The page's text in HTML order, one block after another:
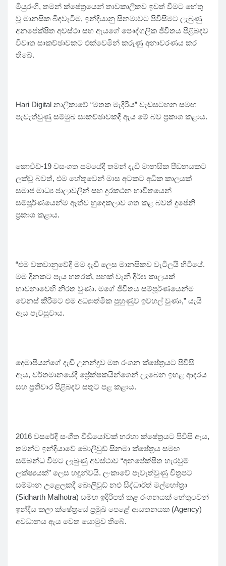
මියුරංගි, තමන් ක්ෂේත්‍රයෙන් තාවකාලිකව ඉවත් වීමට හේතු
වූ මානසික බිඳවැටීම, ඉන්දියානු සිනමාවට පිවිසීමට ලැබුණු
අනපේක්ෂිත අවස්ථා සහ ඇයගේ පෞද්ගලික ජීවිතය පිළිබඳව
විවෘත සාකච්ඡාවකට එක්වෙමින් කරුණු අනාවරණය කර
තිබේ.
Hari Digital නාලිකාවේ “මතක මැදිරිය” වැඩසටහන සමඟ
පැවැත්වුණු සම්මුඛ සාකච්ඡාවකදී ඇය මේ බව ප්‍රකාශ කළාය.
කොවිඩ්-19 වසංගත සමයේදී තමන් දැඩි මානසික පීඩනයකට
ලක්වූ බවත්, එම හේතුවෙන් මාස අටකට අධික කාලයක්
සමාජ මාධ්‍ය ජාලාවලින් සහ දුරකථන භාවිතයෙන්
සම්පූර්ණයෙන්ම ඈත්ව හුදෙකලාව ගත කළ බවත් දුෂේනි
ප්‍රකාශ කළාය.
“එම වකවානුවේදී මම දැඩි ලෙස මානසිකව වැටිලයි හිටියේ.
මම දිනකට පැය හතරක්, පහක් වැනි දීර්ඝ කාලයක්
භාවනාවෙහි නිරත වුණා. මගේ ජීවිතය සම්පූර්ණයෙන්ම
වෙනස් කිරීමට එම අධ්‍යාත්මික පුහුණුව ඉවහල් වුණා,” යැයි
ඇය පැවසුවාය.
දෙමාපියන්ගේ දැඩි උනන්දුව මත රංගන ක්ෂේත්‍රයට පිවිසි
ඇය, වර්තමානයේදී ප්‍රේක්ෂකයින්ගෙන් ලැබෙන ඉහළ ආදරය
සහ ප්‍රතිචාර පිළිබඳව සතුට පළ කළාය.
2016 වසරේදී සංගීත වීඩියෝවක් හරහා ක්ෂේත්‍රයට පිවිසි ඇය,
තමන්ට ඉන්දියාවේ බොලිවුඩ් සිනමා ක්ෂේත්‍රය සමඟ
සම්බන්ධ වීමට ලැබුණු අවස්ථාව “අනපේක්ෂිත හැරවුම්
ලක්ෂ්‍යයක්” ලෙස හඳුන්වයි. ලංකාවේ පැවැත්වුණු චිත්‍රපට
සම්මාන උළෙලකදී බොලිවුඩ් නළු සිද්ධාර්ත් මල්හෝත්‍රා
(Sidharth Malhotra) සමඟ ඉදිරිපත් කළ රංගනයක් හේතුවෙන්
ඉන්දීය කලා ක්ෂේත්‍රයේ ප්‍රමුඛ පෙළේ ආයතනයක (Agency)
අවධානය ඇය වෙත යොමුව තිබේ.